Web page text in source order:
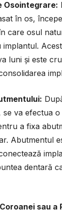
Osointegrare:
în os,
care osul
luni și este
se va efectua
a fixa
Abutmentul
dentară
sau a